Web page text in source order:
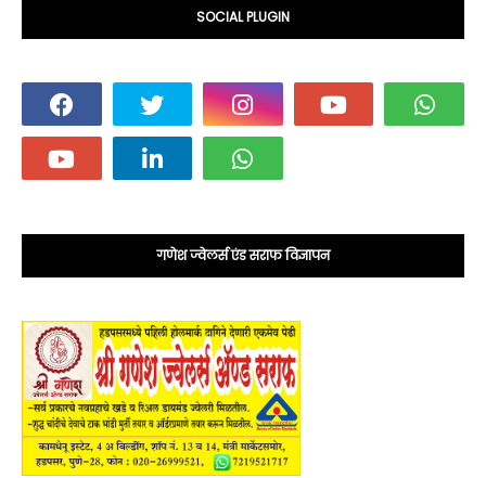
SOCIAL PLUGIN
गणेश ज्वेलर्स एंड सराफ विज्ञापन